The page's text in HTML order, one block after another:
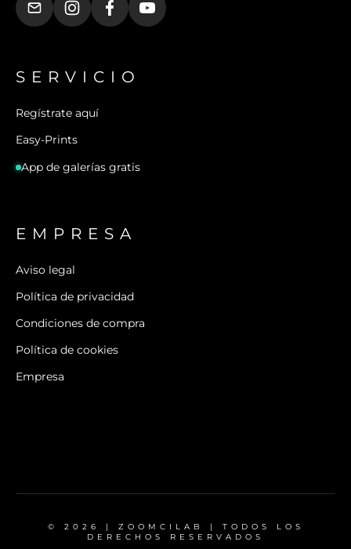
SERVICIO
Regístrate aquí
Easy-Prints
App de galerías gratis
EMPRESA
Aviso legal
Política de privacidad
Condiciones de compra
Política de cookies
Empresa
© 2026 | ZOOMCILAB | TODOS LOS
DERECHOS RESERVADOS